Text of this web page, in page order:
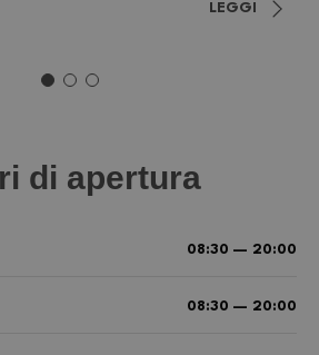
LEGGI
di apertura
08:30 — 20:00
08:30 — 20:00